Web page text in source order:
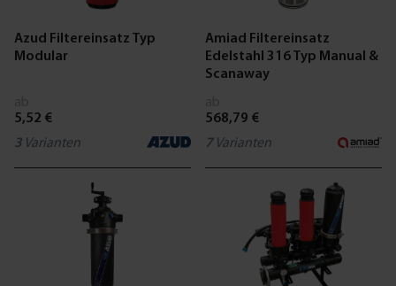
Azud Filtereinsatz Typ
Modular
5,52 €
3 Varianten
Amiad Filtereinsatz
Edelstahl 316 Typ Manual &
Scanaway
568,79 €
7Varianten